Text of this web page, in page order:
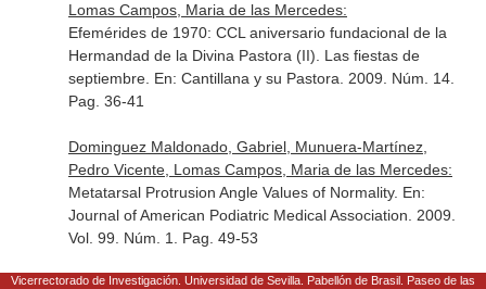
Lomas Campos, Maria de las Mercedes:
Efemérides de 1970: CCL aniversario fundacional de la
Hermandad de la Divina Pastora (II). Las fiestas de
septiembre. En: Cantillana y su Pastora . 2009. Núm. 14.
Pag. 36-41
Dominguez Maldonado, Gabriel, Munuera-Martínez,
Pedro Vicente, Lomas Campos, Maria de las Mercedes:
Metatarsal Protrusion Angle Values of Normality. En:
Journal of American Podiatric Medical Association . 2009.
Vol. 99. Núm. 1. Pag. 49-53
Lomas Campos, Maria de las Mercedes:
Vicerrectorado de Investigación. Universidad de Sevilla. Pabellón de Brasil. Paseo de las